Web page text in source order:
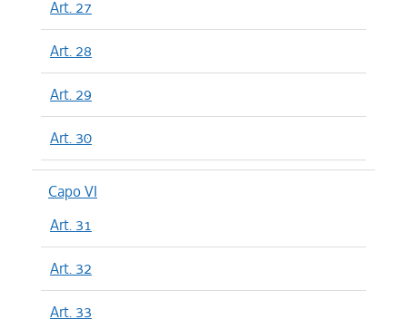
Art. 27
Art. 28
Art. 29
Art. 30
Capo VI
Art. 31
Art. 32
Art. 33